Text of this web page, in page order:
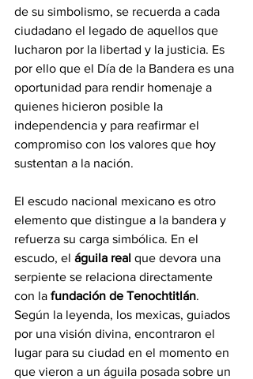
de su simbolismo, se recuerda a cada
ciudadano el legado de aquellos que
lucharon por la libertad y la justicia. Es
por ello que el Día de la Bandera es una
oportunidad para rendir homenaje a
quienes hicieron posible la
independencia y para reafirmar el
compromiso con los valores que hoy
sustentan a la nación.
El escudo nacional mexicano es otro
elemento que distingue a la bandera y
refuerza su carga simbólica. En el
escudo, el águila real que devora una
serpiente se relaciona directamente
con la fundación de Tenochtitlán.
Según la leyenda, los mexicas, guiados
por una visión divina, encontraron el
lugar para su ciudad en el momento en
que vieron a un águila posada sobre un